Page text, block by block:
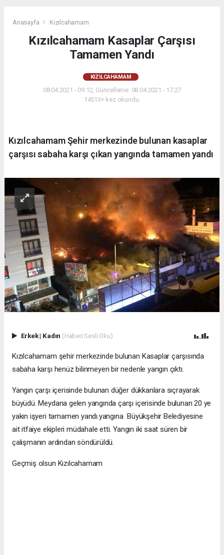
Anasayfa Kızılcahamam
Kızılcahamam Kasaplar Çarşısı
Tamamen Yandı
KIZILCAHAMAM
08.04.2021 - 09:12, Güncelleme: 08.04.2021 - 17:27
14513+ kez okundu.
Kızılcahamam Şehir merkezinde bulunan kasaplar
çarşısı sabaha karşı çıkan yangında tamamen yandı
Erkek| Kadın (Haberi Sesli Oku)
Kızılcahamam şehir merkezinde bulunan Kasaplar çarşısında
sabaha karşı henüz bilinmeyen bir nedenle yangın çıktı.
Yangın çarşı içerisinde bulunan düğer dükkanlara sıçrayarak
büyüdü. Meydana gelen yangında çarşı içerisinde bulunan 20 ye
yakın işyeri tamamen yandı.yangına Büyükşehir Belediyesine
ait itfaiye ekipleri müdahale etti. Yangın iki saat süren bir
çalışmanın ardından söndürüldü.
Geçmiş olsun Kızılcahamam